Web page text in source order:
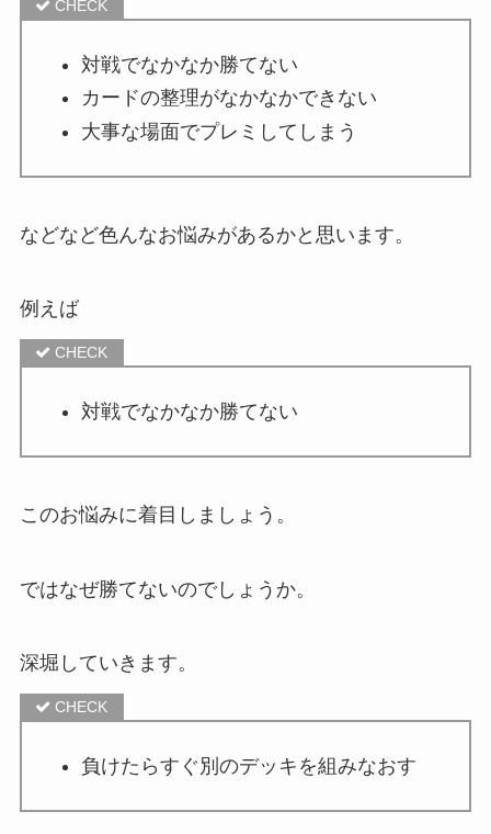
対戦でなかなか勝てない
カードの整理がなかなかできない
大事な場面でプレミしてしまう
などなど色んなお悩みがあるかと思います。
例えば
対戦でなかなか勝てない
このお悩みに着目しましょう。
ではなぜ勝てないのでしょうか。
深堀していきます。
負けたらすぐ別のデッキを組みなおす